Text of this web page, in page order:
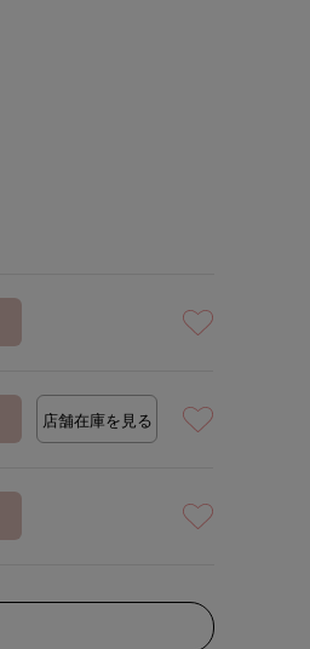
店舗在庫を見る